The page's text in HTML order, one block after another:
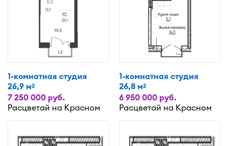
1-комнатная студия
26,9 м2
7 250 000 руб.
Расцветай на Красном
1-комнатная студия
26,8 м2
6 950 000 руб.
Расцветай на Красном